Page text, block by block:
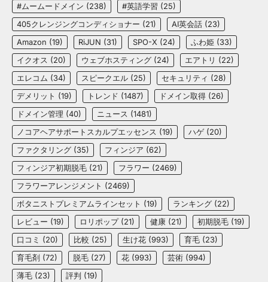
#ムームードメイン (238) #英語学習 (25)
405クレンジングコンディショナー (21) AI英会話 (23)
Amazon (19) RiJUN (31) SPO-X (24) ふわ姫 (33)
イクオス (20) ウェブホスティング (24) エアトリ (22)
エレコム (34) スピークエル (25) セキュリティ (28)
デメリット (19) トレンド (1487) ドメイン取得 (26)
ドメイン管理 (40) ニュース (1481)
ノコアヘアサポートスカルプエッセンス (19) ハゲ (20)
ファクタリング (35) フィンジア (62)
フィンジア初期脱毛 (21) フラワー (2469)
フラワーアレンジメント (2469)
ボタニストプレミアムラインセット (19) ランキング (22)
レビュー (19) ロリポップ(21) 健康 (21) 初期脱毛 (19)
口コミ (20) 比較 (25) 生け花 (993) 育毛 (23)
育毛剤 (72) 脱毛 (27) 花 (993) 芸術 (994)
薄毛 (23) 評判 (19)